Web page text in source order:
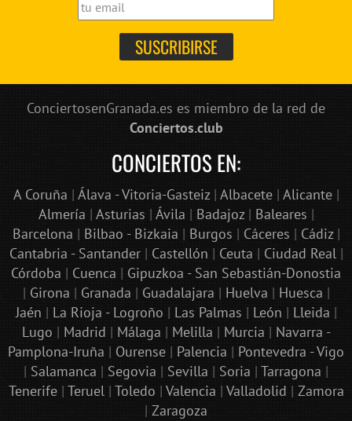
ConciertosenGranada.es es miembro de la red de
Conciertos.club
CONCIERTOS EN:
A Coruña | Álava - Vitoria-Gasteiz| Albacete| Alicante|
Almería | Asturias | Ávila | Badajoz| Baleares |
Barcelona | Bilbao - Bizkaia | Burgos | Cáceres | Cádiz|
Cantabria - Santander| Castellón | Ceuta | Ciudad Real|
Córdoba | Cuenca | Gipuzkoa - San Sebastián-Donostia
| Girona | Granada | Guadalajara | Huelva | Huesca |
Jaén | La Rioja - Logroño | Las Palmas | León | Lleida |
Lugo | Madrid | Málaga | Melilla | Murcia | Navarra -
Pamplona-Iruña | Ourense | Palencia | Pontevedra - Vigo
| Salamanca | Segovia | Sevilla | Soria | Tarragona |
Tenerife| Teruel| Toledo | Valencia | Valladolid | Zamora
| Zaragoza